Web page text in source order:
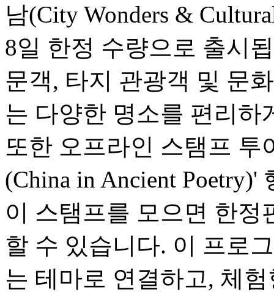
남(City Wonders &
8일 한정 수량으로 출시
문객, 타지 관광객 및 문
는 다양한 명소를 편리하
또한 오프라인 스탬프
(China in Ancient
이 스탬프를 모으면 한정
할 수 있습니다. 이 프로
는 테마로 연결하고, 체